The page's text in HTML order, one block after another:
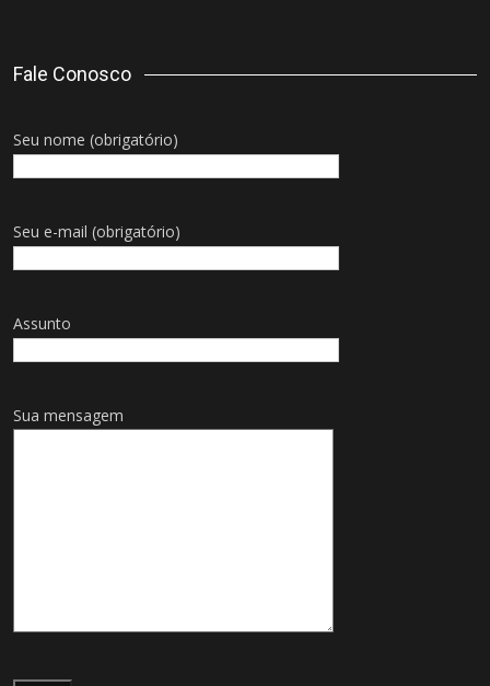
Fale Conosco
Seu nome (obrigatório)
Seu e-mail (obrigatório)
Assunto
Sua mensagem